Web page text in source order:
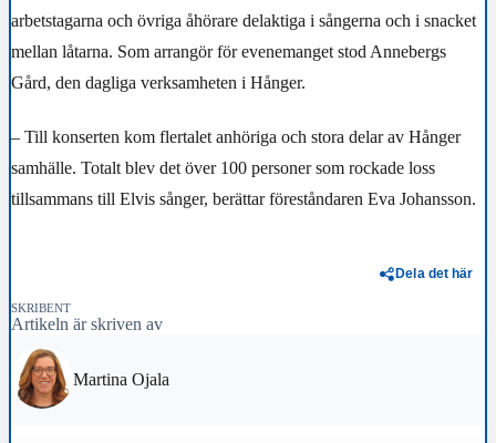
arbetstagarna och övriga åhörare delaktiga i sångerna och i snacket
mellan låtarna. Som arrangör för evenemanget stod Annebergs
Gård, den dagliga verksamheten i Hånger.
– Till konserten kom flertalet anhöriga och stora delar av Hånger
samhälle. Totalt blev det över 100 personer som rockade loss
tillsammans till Elvis sånger, berättar föreståndaren Eva Johansson.
Dela det här
SKRIBENT
Artikeln är skriven av
Martina Ojala